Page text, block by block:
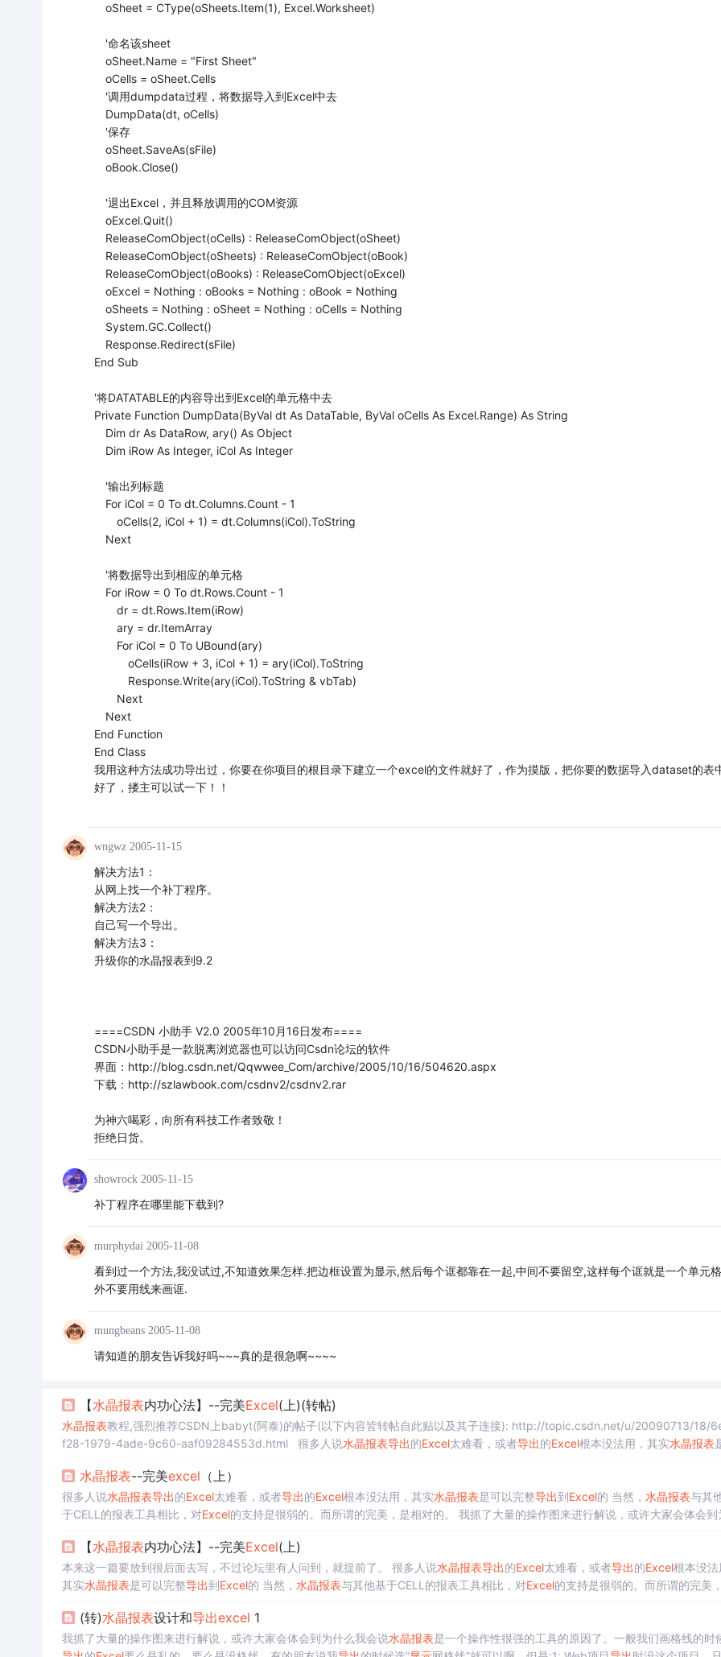
oSheet = CType(oSheets.Item(1), Excel.Worksheet)
'命名该sheet
oSheet.Name = "First Sheet"
oCells = oSheet.Cells
'调用dumpdata过程，将数据导入到Excel中去
DumpData(dt, oCells)
'保存
oSheet.SaveAs(sFile)
oBook.Close()
'退出Excel，并且释放调用的COM资源
oExcel.Quit()
ReleaseComObject(oCells) : ReleaseComObject(oSheet)
ReleaseComObject(oSheets) : ReleaseComObject(oBook)
ReleaseComObject(oBooks) : ReleaseComObject(oExcel)
oExcel = Nothing : oBooks = Nothing : oBook = Nothing
oSheets = Nothing : oSheet = Nothing : oCells = Nothing
System.GC.Collect()
Response.Redirect(sFile)
End Sub
'将DATATABLE的内容导出到Excel的单元格中去
Private Function DumpData(ByVal dt As DataTable, ByVal oCells As Excel.Range) As String
Dim dr As DataRow, ary() As Object
Dim iRow As Integer, iCol As Integer
'输出列标题
For iCol = 0 To dt.Columns.Count - 1
oCells(2, iCol + 1) = dt.Columns(iCol).ToString
Next
'将数据导出到相应的单元格
For iRow = 0 To dt.Rows.Count - 1
dr = dt.Rows.Item(iRow)
ary = dr.ItemArray
For iCol = 0 To UBound(ary)
oCells(iRow + 3, iCol + 1) = ary(iCol).ToString
Response.Write(ary(iCol).ToString & vbTab)
Next
Next
End Function
End Class
我用这种方法成功导出过，你要在你项目的根目录下建立一个excel的文件就好了，作为摸版，把你要的数据导入dataset的表
好了，搂主可以试一下！！
wngwz 2005-11-15
解决方法1：
从网上找一个补丁程序。
解决方法2：
自己写一个导出。
解决方法3：
升级你的水晶报表到9.2
====CSDN 小助手 V2.0 2005年10月16日发布====
CSDN小助手是一款脱离浏览器也可以访问Csdn论坛的软件
界面：http://blog.csdn.net/Qqwwee_Com/archive/2005/10/16/504620.aspx
下载：http://szlawbook.com/csdnv2/csdnv2.rar
为神六喝彩，向所有科技工作者致敬！
拒绝日货。
showrock 2005-11-15
补丁程序在哪里能下载到?
murphydai 2005-11-08
看到过一个方法,我没试过,不知道效果怎样.把边框设置为显示,然后每个诓都靠在一起,中间不要留空,这样每个诓就是一个单元
外不要用线来画诓.
mungbeans 2005-11-08
请知道的朋友告诉我好吗~~~真的是很急啊~~~~
【水晶报表内功心法】--完美Excel(上)(转帖)
水晶报表教程,强烈推荐CSDN上babyt(阿泰)的帖子(以下内容皆转帖自此贴以及其子连接): http://topic.csdn.net/u/20090713/18/
f28-1979-4ade-9c60-aaf09284553d.html 很多人说水晶报表导出的Excel太难看，或者导出的Excel根本没法用，其实水晶报表
水晶报表--完美excel （上）
很多人说水晶报表导出的Excel太难看，或者导出的Excel根本没法用，其实水晶报表是可以完整导出到Excel的 当然， 水晶报表与其
于CELL的报表工具相比，对Excel的支持是很弱的。而所谓的完美，是相对的。 我抓了大量的操作图来进行解说，或许大家会体会到
【水晶报表内功心法】--完美Excel(上)
本来这一篇要放到很后面去写，不过论坛里有人问到，就提前了。 很多人说水晶报表导出的Excel太难看，或者导出的Excel根本没法
其实水晶报表是可以完整导出到Excel的 当然， 水晶报表与其他基于CELL的报表工具相比，对Excel的支持是很弱的。而所谓的完美
时候，导
(转)水晶报表设计和导出excel 1
我抓了大量的操作图来进行解说，或许大家会体会到为什么我会说水晶报表是一个操作性很强的工具的原因了。一般我们画格线的时